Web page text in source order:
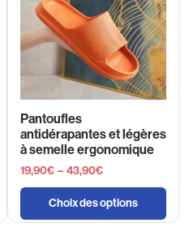
Pantoufles
antidérapantes et légères
à semelle ergonomique
19,90€ – 43,90€
Choix des options